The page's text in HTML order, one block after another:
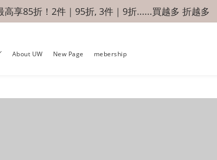
高享85折！2件｜95折, 3件｜9折......買越多 折越多
About UW New Page mebership